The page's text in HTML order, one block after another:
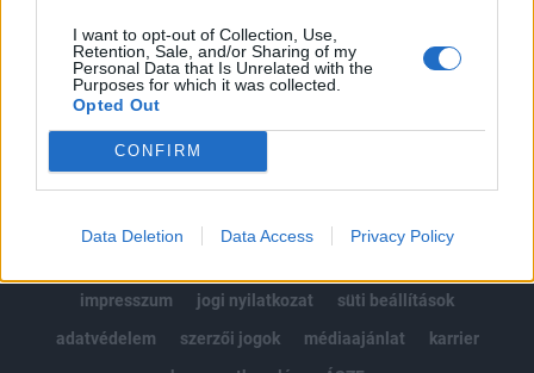
I want to opt-out of Collection, Use,
Retention, Sale, and/or Sharing of my
Personal Data that Is Unrelated with the
Purposes for which it was collected.
Opted Out
CONFIRM
Data Deletion Data Access Privacy Policy
MÁR ELŐFIZETŐNK VAGY?BEJELENTKEZÉS
impresszum
jogi nyilatkozat
süti beállítások
adatvédelem
szerzői jogok médiaajánlat
karrier